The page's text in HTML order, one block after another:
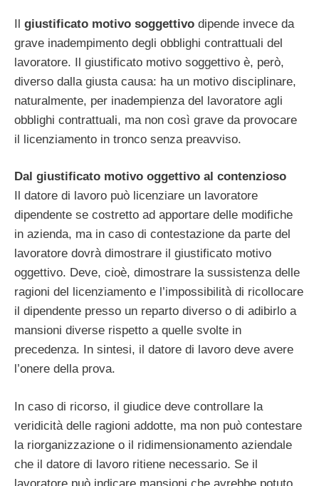
Il giustificato motivo soggettivo dipende invece da
grave inadempimento degli obblighi contrattuali del
lavoratore. Il giustificato motivo soggettivo è, però,
diverso dalla giusta causa: ha un motivo disciplinare,
naturalmente, per inadempienza del lavoratore agli
obblighi contrattuali, ma non così grave da provocare
il licenziamento in tronco senza preavviso.
Dal giustificato motivo oggettivo al contenzioso
Il datore di lavoro può licenziare un lavoratore
dipendente se costretto ad apportare delle modifiche
in azienda, ma in caso di contestazione da parte del
lavoratore dovrà dimostrare il giustificato motivo
oggettivo. Deve, cioè, dimostrare la sussistenza delle
ragioni del licenziamento e l’impossibilità di ricollocare
il dipendente presso un reparto diverso o di adibirlo a
mansioni diverse rispetto a quelle svolte in
precedenza. In sintesi, il datore di lavoro deve avere
l’onere della prova.
In caso di ricorso, il giudice deve controllare la
veridicità delle ragioni addotte, ma non può contestare
la riorganizzazione o il ridimensionamento aziendale
che il datore di lavoro ritiene necessario. Se il